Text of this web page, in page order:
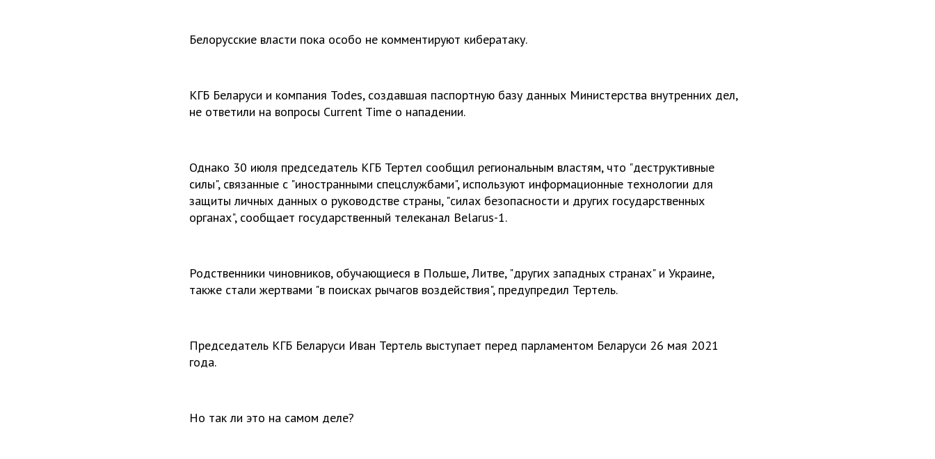
Белорусские власти пока особо не комментируют кибератаку.
КГБ Беларуси и компания Todes, создавшая паспортную базу данных Министерства внутренних дел,
не ответили на вопросы Current Time о нападении.
Однако 30 июля председатель КГБ Тертел сообщил региональным властям, что "деструктивные
силы", связанные с "иностранными спецслужбами", используют информационные технологии для
защиты личных данных о руководстве страны, "силах безопасности и других государственных
органах", сообщает государственный телеканал Belarus-1.
Родственники чиновников, обучающиеся в Польше, Литве, "других западных странах" и Украине,
также стали жертвами "в поисках рычагов воздействия", предупредил Тертель.
Председатель КГБ Беларуси Иван Тертель выступает перед парламентом Беларуси 26 мая 2021
года.
Но так ли это на самом деле?